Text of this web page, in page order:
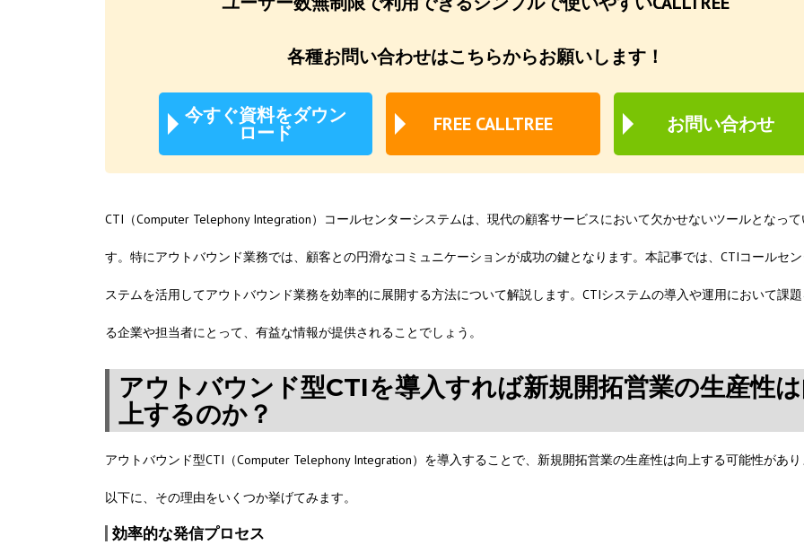
各種お問い合わせはこちらからお願いします！
今すぐ資料をダウン
ロード FREE CALLTREE お問い合わせ
CTI（Computer Telephony Integration）コールセンターシステムは、現代の顧客サービスにおいて欠かせないツールとなって
す。特にアウトバウンド業務では、顧客との円滑なコミュニケーションが成功の鍵となります。本記事では、CTIコールセ
ステムを活用してアウトバウンド業務を効率的に展開する方法について解説します。CTIシステムの導入や運用において課題
る企業や担当者にとって、有益な情報が提供されることでしょう。
アウトバウンド型CTIを導入すれば新規開拓営業の生産性
上するのか？
アウトバウンド型CTI（Computer Telephony Integration）を導入することで、新規開拓営業の生産性は向上する可能性があり
以下に、その理由をいくつか挙げてみます。
効率的な発信プロセス